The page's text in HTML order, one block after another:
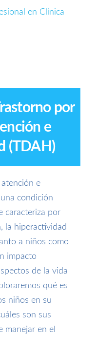
en Clínica
por
e
(TDAH)
e
condición
caracteriza por
la hiperactividad
a niños como
impacto
de la vida
qué es
niños en su
son sus
manejar en el